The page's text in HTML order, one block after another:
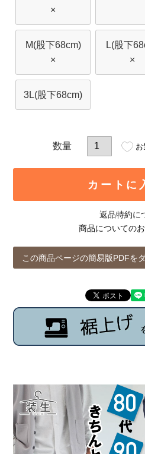
×
M(股下68cm)
×
L(股下
×
3L(股下68cm)
カートに
返品特約に
商品についての
この商品ページの簡易版PDFを